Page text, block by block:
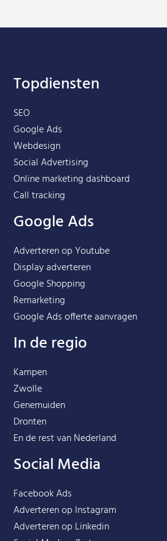
Topdiensten
SEO
Google Ads
Webdesign
Social Advertising
Online marketing dashboard
Call tracking
Google Ads
Adverteren op Youtube
Display adverteren
Google Shopping
Remarketing
Google Ads offerte aanvragen
In de regio
Kampen
Zwolle
Genemuiden
Dronten
En de rest vanNederland
Social Media
Facebook Ads
Adverteren op Instagram
Adverteren op Linkedin